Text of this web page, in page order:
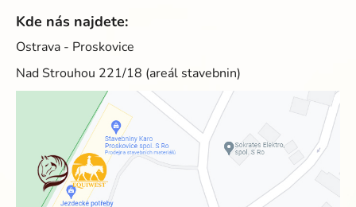
Kde nás najdete:
Ostrava - Proskovice
Nad Strouhou 221/18 (areál stavebnin)